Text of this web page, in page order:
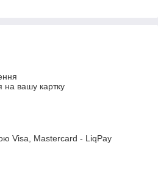
на вашу картку
Visa, Mastercard - LiqPay